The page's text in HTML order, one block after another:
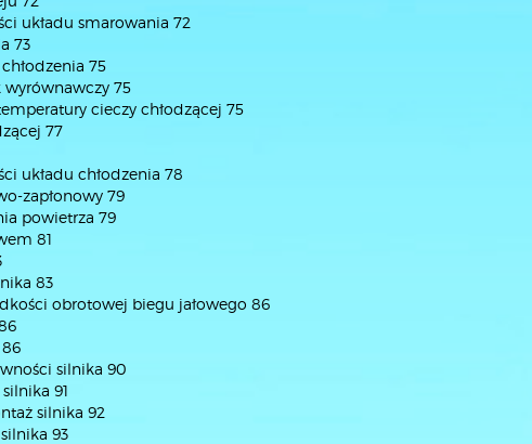
układu smarowania 72
73
75
75
cieczy chłodzącej 75
77
układu chłodzenia 78
zapłonowy 79
powietrza 79
81
83
obrotowej biegu jałowego 86
silnika 90
91
silnika 92
93